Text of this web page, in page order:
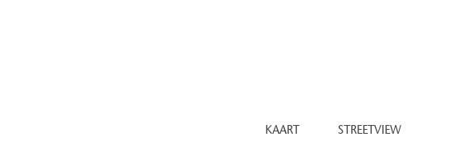
KAART STREETVIEW